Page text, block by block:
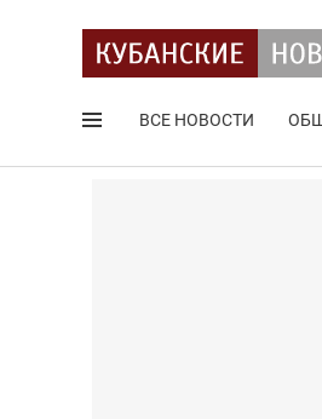
ВСЕ НОВОСТИ